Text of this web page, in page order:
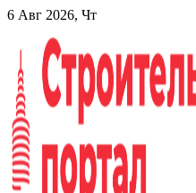
Перейти
содержанию
6 Авг 2026, Чт